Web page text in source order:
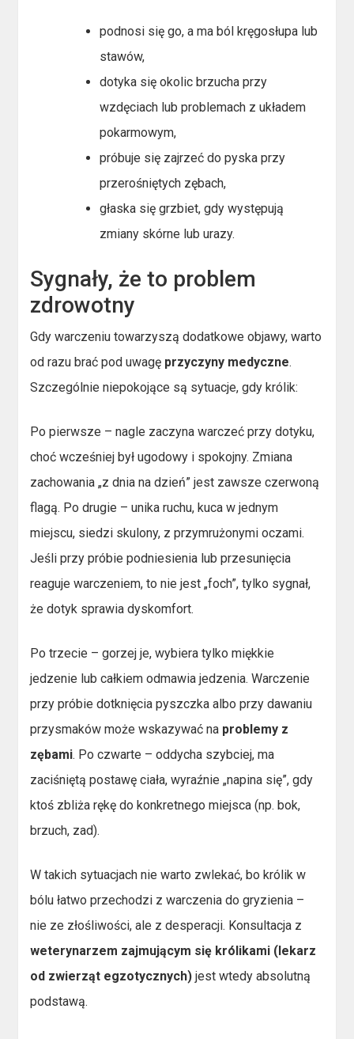
podnosi się go, a ma ból kręgosłupa lub
stawów,
dotyka się okolic brzucha przy
wzdęciach lub problemach z układem
pokarmowym,
próbuje się zajrzeć do pyska przy
przerośniętych zębach,
głaska się grzbiet, gdy występują
zmiany skórne lub urazy.
Sygnały, że to problem
zdrowotny
Gdy warczeniu towarzyszą dodatkowe objawy, warto
od razu brać pod uwagę przyczyny medyczne.
Szczególnie niepokojące są sytuacje, gdy królik:
Po pierwsze – nagle zaczyna warczeć przy dotyku,
choć wcześniej był ugodowy i spokojny. Zmiana
zachowania „z dnia na dzień” jest zawsze czerwoną
flagą. Po drugie – unika ruchu, kuca w jednym
miejscu, siedzi skulony, z przymrużonymi oczami.
Jeśli przy próbie podniesienia lub przesunięcia
reaguje warczeniem, to nie jest „foch”, tylko sygnał,
że dotyk sprawia dyskomfort.
Po trzecie – gorzej je, wybiera tylko miękkie
jedzenie lub całkiem odmawia jedzenia. Warczenie
przy próbie dotknięcia pyszczka albo przy dawaniu
przysmaków może wskazywać na problemy z
zębami. Po czwarte – oddycha szybciej, ma
zaciśniętą postawę ciała, wyraźnie „napina się”, gdy
ktoś zbliża rękę do konkretnego miejsca (np. bok,
brzuch, zad).
W takich sytuacjach nie warto zwlekać, bo królik w
bólu łatwo przechodzi z warczenia do gryzienia –
nie ze złośliwości, ale z desperacji. Konsultacja z
weterynarzem zajmującym się królikami (lekarz
od zwierząt egzotycznych) jest wtedy absolutną
podstawą.